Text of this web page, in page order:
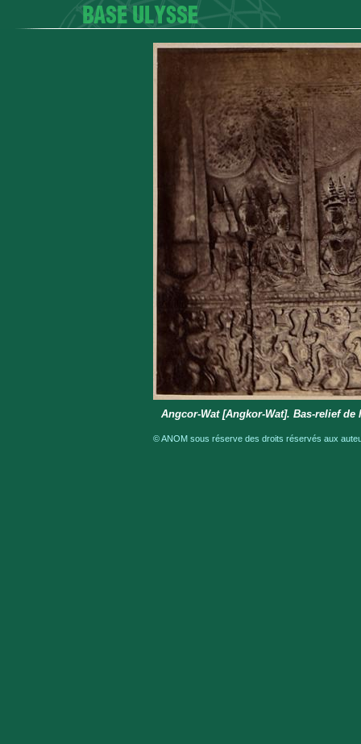
Angcor-Wat [Angkor-Wat]. Bas-relief de
© ANOM sous réserve des droits réservés aux